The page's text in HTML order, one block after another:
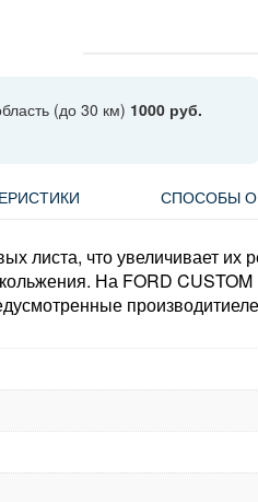
(до 30 км) 1000 руб.
СПОСОБЫ
листа, что увеличивает их
На FORD